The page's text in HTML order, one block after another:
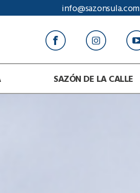
info@sazonsula.com
SAZÓN DE LA CALLE